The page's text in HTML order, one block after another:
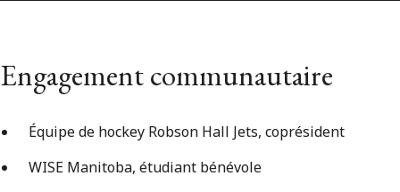
Engagement communautaire
Équipe de hockey Robson Hall Jets, coprésident
WISE Manitoba, étudiant bénévole